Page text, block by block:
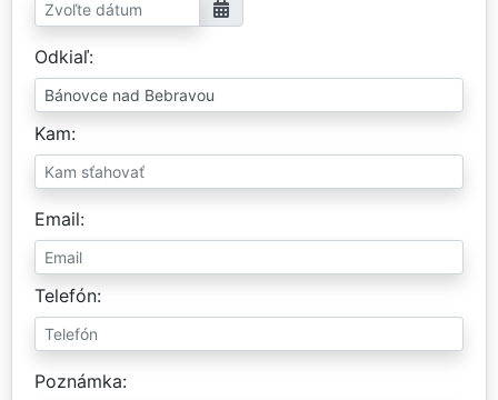
Odkiaľ
Kam
Email
Telefón
Poznámka